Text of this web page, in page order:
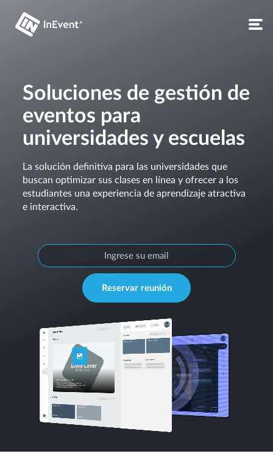
Soluciones de gestión de
eventos para
universidades y escuelas
La solución definitiva para las universidades que
buscan optimizar sus clases en línea y ofrecer a los
estudiantes una experiencia de aprendizaje atractiva
e interactiva.
Reservar reunión